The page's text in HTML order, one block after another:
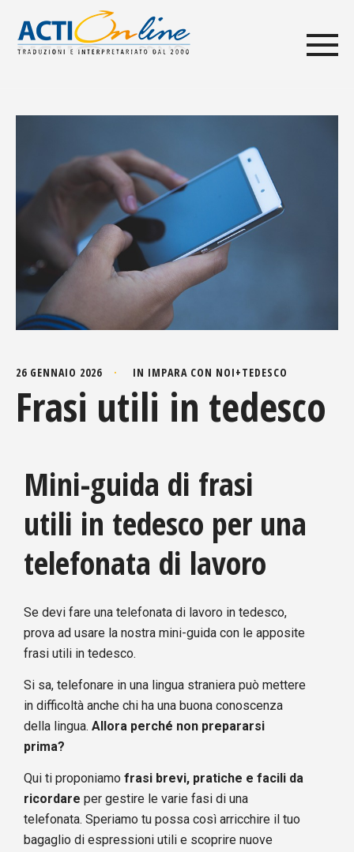
26 GENNAIO 2026 IN IMPARA CON NOI+TEDESCO
Frasi utili in tedesco
Mini-guida di frasi
utili in tedesco per una
telefonata di lavoro
Se devi fare una telefonata di lavoro in tedesco,
prova ad usare la nostra mini-guida con le apposite
frasi utili in tedesco.
Si sa, telefonare in una lingua straniera può mettere
in difficoltà anche chi ha una buona conoscenza
della lingua. Allora perché non prepararsi
prima?
Qui ti proponiamo frasi brevi, pratiche e facili da
ricordare per gestire le varie fasi di una
telefonata. Speriamo tu possa così arricchire il tuo
bagaglio di espressioni utili e scoprire nuove